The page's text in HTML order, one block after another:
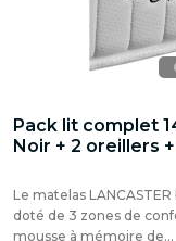
Pack lit complet
Noir + 2 oreillers
Le matelas
doté de 3 zones de
mousse à mémoire de...